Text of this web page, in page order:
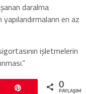
daralma
en az
işletmelerin
0